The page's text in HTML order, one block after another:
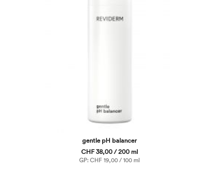
gentle pH balancer
CHF 38,00 / 200 ml
GP: CHF 19,00 / 100 ml